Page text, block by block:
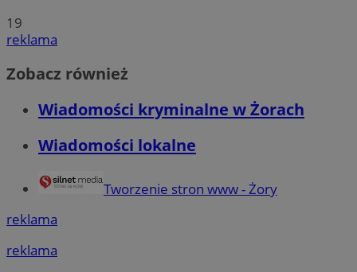
19
reklama
Zobacz również
Wiadomości kryminalne w Żorach
Wiadomości lokalne
Tworzenie stron www - Żory
reklama
reklama